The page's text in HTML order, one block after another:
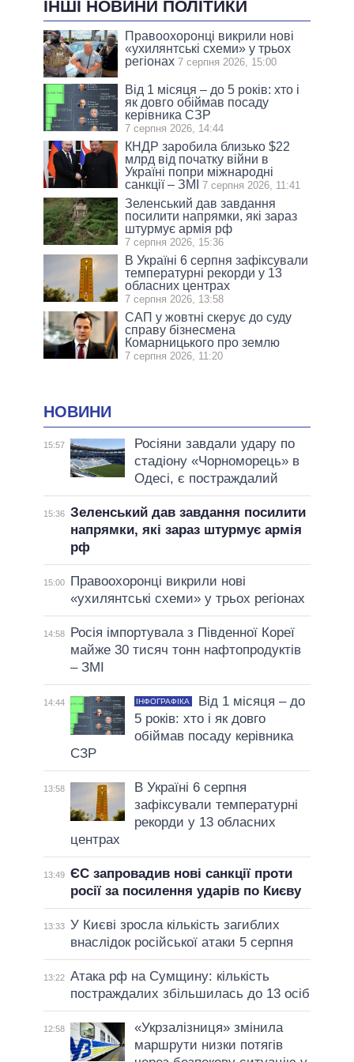
ІНШІ НОВИНИ ПОЛІТИКИ
Правоохоронці викрили нові
«ухилянтські схеми» у трьох
регіонах 7 серпня 2026, 15:00
Від 1 місяця – до 5 років: хто і
як довго обіймав посаду
керівника СЗР
7 серпня 2026, 14:44
КНДР заробила близько $22
млрд від початку війни в
Україні попри міжнародні
санкції – ЗМІ
7 серпня 2026, 11:41
Зеленський дав завдання
посилити напрямки, які зараз
штурмує армія рф
7 серпня 2026, 15:36
В Україні 6 серпня зафіксували
температурні рекорди у 13
обласних центрах
7 серпня 2026, 13:58
САП у жовтні скерує до суду
справу бізнесмена
Комарницького про землю
7 серпня 2026, 11:20
НОВИНИ
15:57
Росіяни завдали удару по
стадіону «Чорноморець» в
Одесі, є постраждалий
15:36 Зеленський дав завдання посилити
напрямки, які зараз штурмує армія
рф
15:00
Правоохоронці викрили нові
«ухилянтські схеми» у трьох регіонах
14:58
Росія імпортувала з Південної Кореї
майже 30 тисяч тонн нафтопродуктів
– ЗМІ
14:44 ІНФОГРАФІКА
Від 1 місяця – до
5 років: хто і як довго
обіймав посаду керівника
СЗР
13:58
В Україні 6 серпня
зафіксували температурні
рекорди у 13 обласних
центрах
13:49 ЄС запровадив нові санкції проти
росії за посилення ударів по Києву
13:33 У Києві зросла кількість загиблих
внаслідок російської атаки 5 серпня
13:22 Атака рф на Сумщину: кількість
постраждалих збільшилась до 13 осіб
12:58
«Укрзалізниця» змінила
маршрути низки потягів